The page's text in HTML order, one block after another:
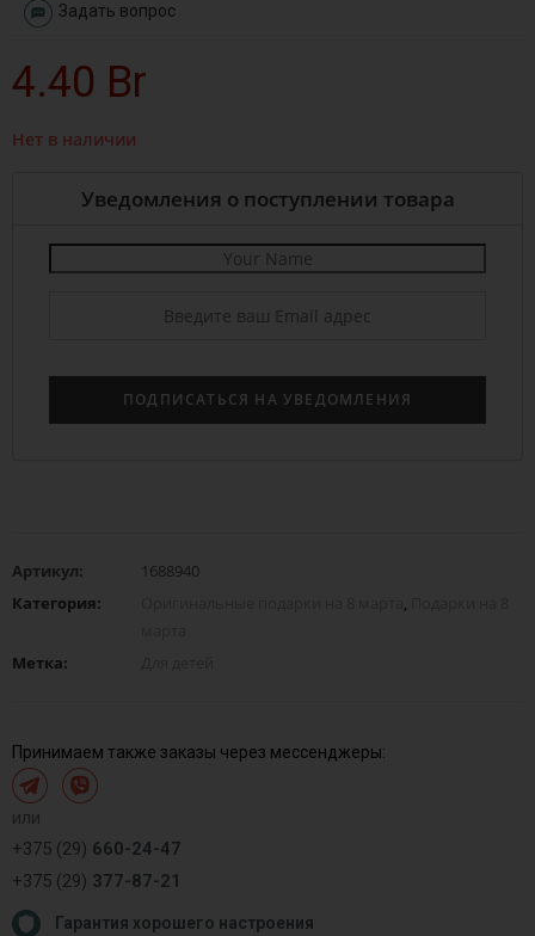
Задать вопрос
4.40 Br
Нет в наличии
Уведомления о поступлении товара
Артикул:
1688940
Категория:
,
Метка:
Принимаем также заказы через мессенджеры:
или
+375 (29) 660-24-47
+375 (29) 377-87-21
Гарантия хорошего настроения